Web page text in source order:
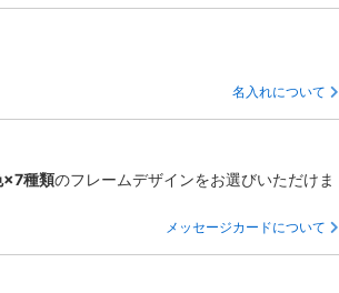
名入れについて
×7種類のフレームデザインをお選びいただけま
メッセージカードについて